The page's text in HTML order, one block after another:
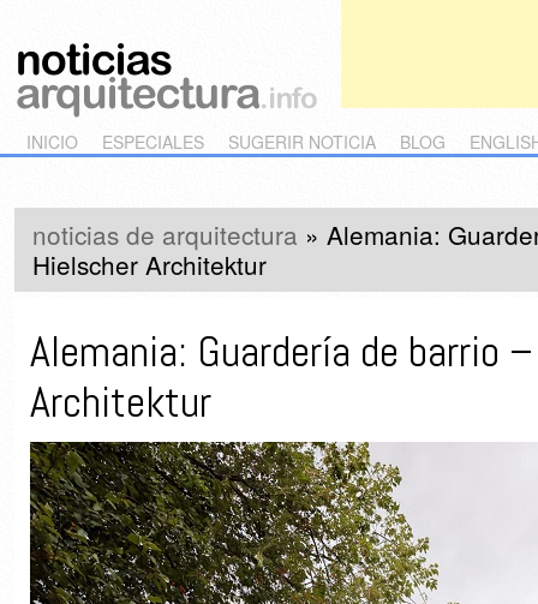
Main menu
Skip to primary content
Skip to secondary content
INICIO ESPECIALES SUGERIR NOTICIA BLOG
noticias de arquitectura » Alemania:
Hielscher Architektur
Alemania: Guardería de barrio
Architektur